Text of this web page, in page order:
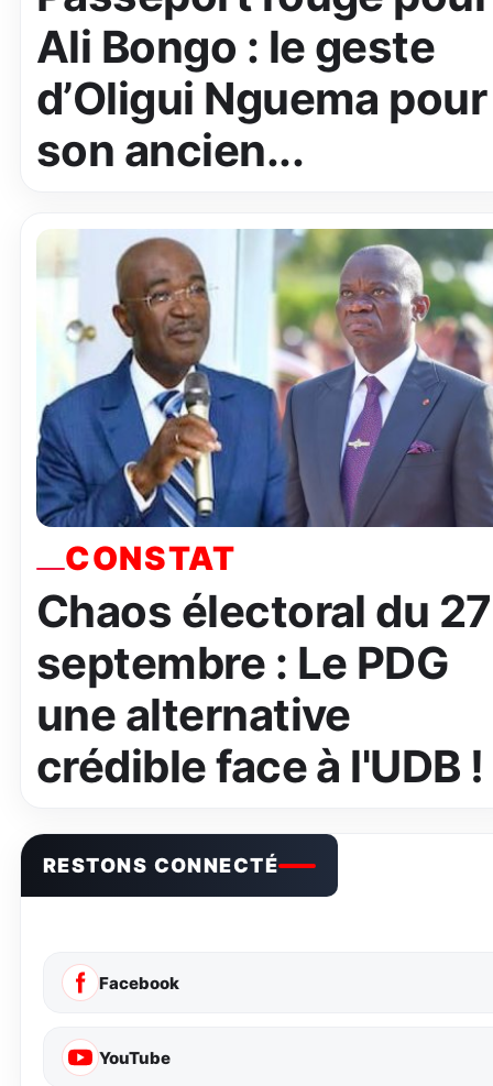
Ali Bongo : le geste
d’Oligui Nguema pour
son ancien...
CONSTAT
Chaos électoral du 27
septembre : Le PDG
une alternative
crédible face à l'UDB !
RESTONS CONNECTÉ
Facebook
YouTube